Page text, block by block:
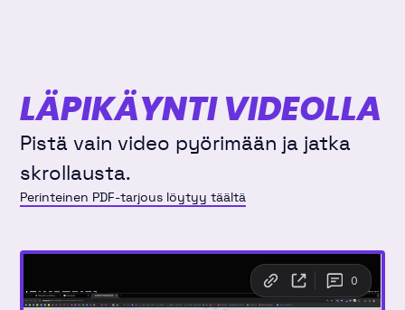
LÄPIKÄYNTI VIDEOLLA
Pistä vain video pyörimään ja jatka
skrollausta.
Perinteinen PDF-tarjous löytyy täältä